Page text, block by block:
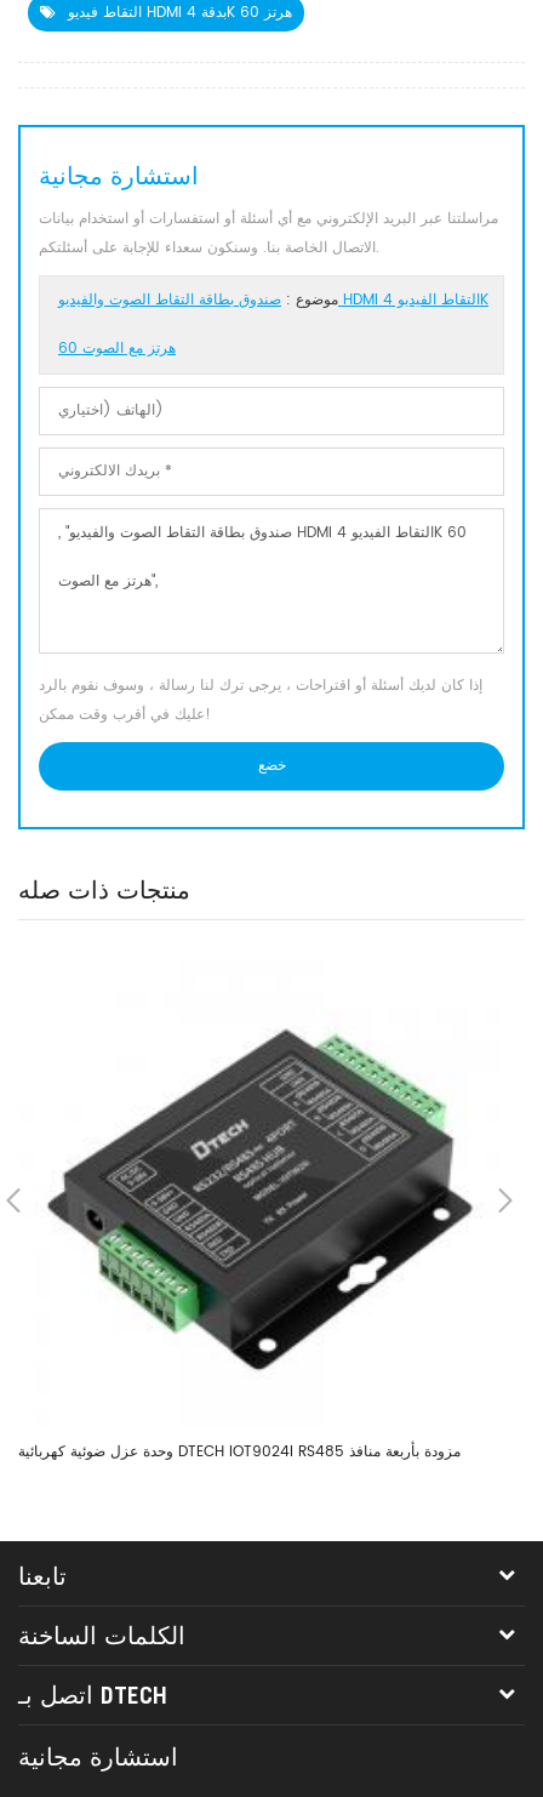
التقاط فيديو HDMI بدقة 4K 60 هرتز
استشارة مجانية
مراسلتنا عبر البريد الإلكتروني مع أي أسئلة أو استفسارات أو استخدام بيانات
الاتصال الخاصة بنا. وسنكون سعداء للإجابة على أسئلتكم.
موضوع : صندوق بطاقة التقاط الصوت والفيديو HDMI التقاط الفيديو 4K
60 هرتز مع الصوت
إذا كان لديك أسئلة أو اقتراحات ، يرجى ترك لنا رسالة ، وسوف نقوم بالرد
عليك في أقرب وقت ممكن!
منتجات ذات صله
وحدة عزل ضوئية كهربائية DTECH IOT9024I RS485 مزودة بأربعة منافذ
تابعنا
الكلمات الساخنة
اتصل بـ DTECH
استشارة مجانية